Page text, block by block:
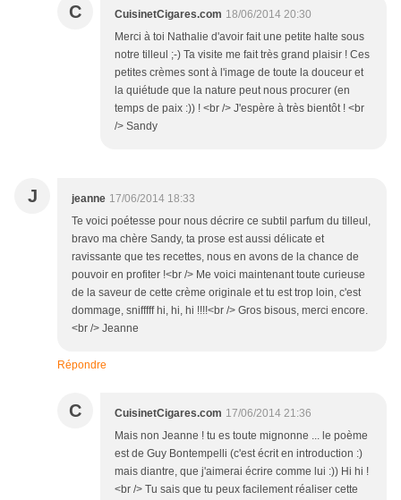
C CuisinetCigares.com 18/06/2014 20:30
Merci à toi Nathalie d'avoir fait une petite halte sous
notre tilleul ;-) Ta visite me fait très grand plaisir ! Ces
petites crèmes sont à l'image de toute la douceur et
la quiétude que la nature peut nous procurer (en
temps de paix :)) ! <br /> J'espère à très bientôt ! <br
/> Sandy
J jeanne 17/06/2014 18:33
Te voici poétesse pour nous décrire ce subtil parfum du tilleul,
bravo ma chère Sandy, ta prose est aussi délicate et
ravissante que tes recettes, nous en avons de la chance de
pouvoir en profiter !<br /> Me voici maintenant toute curieuse
de la saveur de cette crème originale et tu est trop loin, c'est
dommage, snifffff hi, hi, hi !!!!<br /> Gros bisous, merci encore.
<br /> Jeanne
Répondre
C CuisinetCigares.com 17/06/2014 21:36
Mais non Jeanne ! tu es toute mignonne ... le poème
est de Guy Bontempelli (c'est écrit en introduction :)
mais diantre, que j'aimerai écrire comme lui :)) Hi hi !
<br /> Tu sais que tu peux facilement réaliser cette